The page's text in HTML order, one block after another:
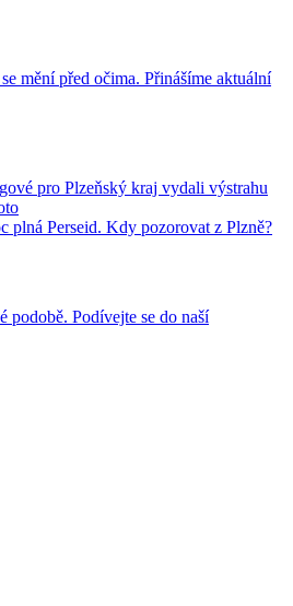
mění před očima. Přinášíme aktuální
pro Plzeňský kraj vydali výstrahu
plná Perseid. Kdy pozorovat z Plzně?
podobě. Podívejte se do naší